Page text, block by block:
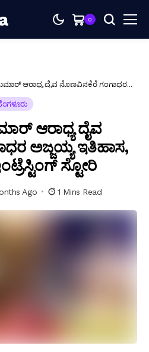
0
ಆರಾಧ್ಯ ದೈವ ನೊಣವಿನಕೆರೆ ಗಂಗಾಧರ
ಆರಾಧ್ಯ ದೈವ
ಅಜ್ಜಯ್ಯ ಇತಿಹಾಸ,
ಸ್ಟೋರಿ
Ago 1 Mins Read